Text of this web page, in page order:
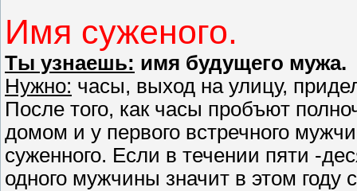
Имя суженого.
Ты узнаешь: имя будущего мужа.
Нужно: часы, выход на улицу,
После того, как часы пробъют
домом и у первого встречного
суженного. Если в течении пяти -
одного мужчины значит в этом году